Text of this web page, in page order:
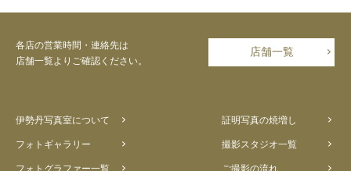
各店の営業時間・連絡先は
店舗一覧よりご確認ください。
店舗一覧
伊勢丹写真室について 証明写真の焼増し
フォトギャラリー 撮影スタジオ一覧
フォトグラファー一覧 ご撮影の流れ